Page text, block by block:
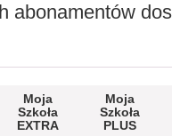
abonamentów
Moja
Szkoła
EXTRA
Moja
Szkoła
PLUS